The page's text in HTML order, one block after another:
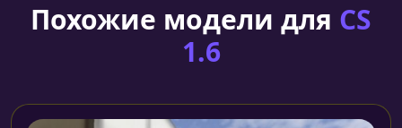
Похожие модели для CS
1.6